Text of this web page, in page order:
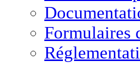
Formulaires